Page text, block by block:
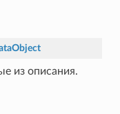
из описания.